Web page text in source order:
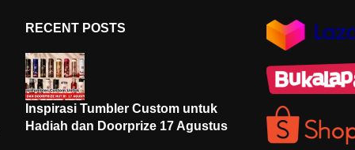
RECENT POSTS
Inspirasi Tumbler Custom untuk
Hadiah dan Doorprize 17 Agustus